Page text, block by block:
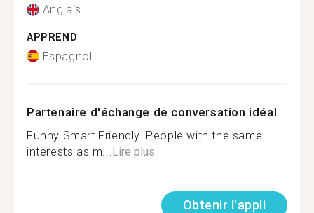
Anglais
APPREND
Espagnol
Partenaire d'échange de conversation idéal
Funny Smart Friendly. People with the same
interests as m... Lire plus
Obtenir l'appli